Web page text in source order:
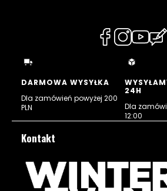
(Otwiera
się
nowej
karcie)
(Otwiera
się
nowej
karcie)
(Otwiera
w
nowej
karcie)
się
DARMOWA WYSYŁKA
Dla zamówień powyżej 200
PLN
24H
Dla
12:00
Kontakt